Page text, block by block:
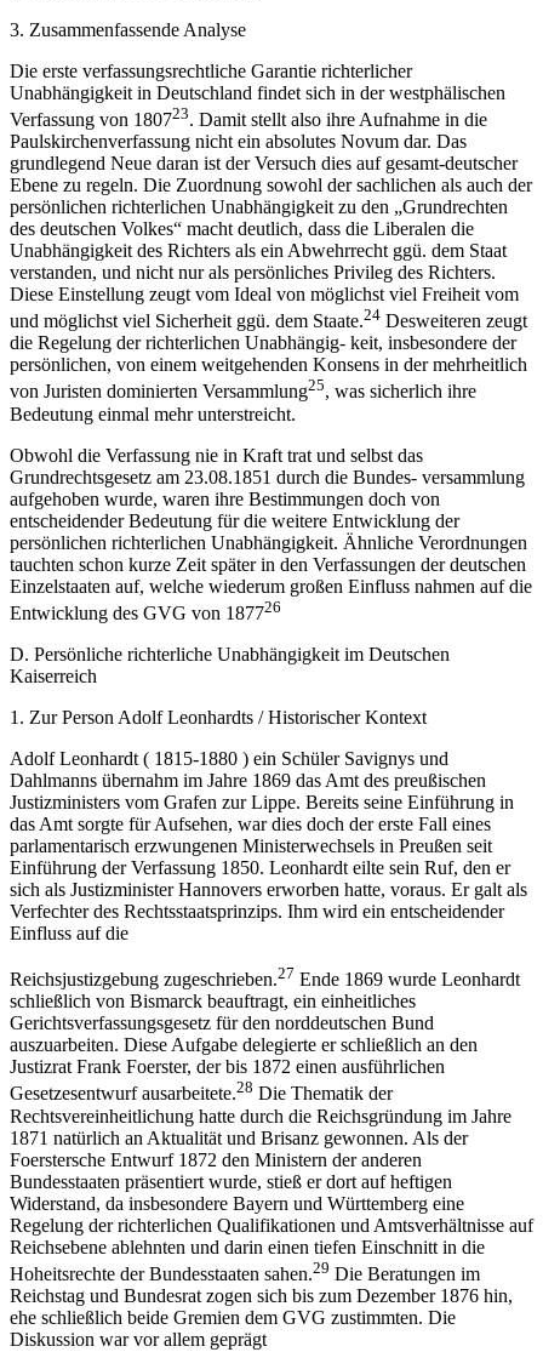
3. Zusammenfassende Analyse
Die erste verfassungsrechtliche Garantie richterlicher
Unabhängigkeit in Deutschland findet sich in der westphälischen
Verfassung von 180723. Damit stellt also ihre Aufnahme in die
Paulskirchenverfassung nicht ein absolutes Novum dar. Das
grundlegend Neue daran ist der Versuch dies auf gesamt-deutscher
Ebene zu regeln. Die Zuordnung sowohl der sachlichen als auch der
persönlichen richterlichen Unabhängigkeit zu den „Grundrechten
des deutschen Volkes“ macht deutlich, dass die Liberalen die
Unabhängigkeit des Richters als ein Abwehrrecht ggü. dem Staat
verstanden, und nicht nur als persönliches Privileg des Richters.
Diese Einstellung zeugt vom Ideal von möglichst viel Freiheit vom
und möglichst viel Sicherheit ggü. dem Staate.24 Desweiteren zeugt
die Regelung der richterlichen Unabhängig- keit, insbesondere der
persönlichen, von einem weitgehenden Konsens in der mehrheitlich
von Juristen dominierten Versammlung25, was sicherlich ihre
Bedeutung einmal mehr unterstreicht.
Obwohl die Verfassung nie in Kraft trat und selbst das
Grundrechtsgesetz am 23.08.1851 durch die Bundes- versammlung
aufgehoben wurde, waren ihre Bestimmungen doch von
entscheidender Bedeutung für die weitere Entwicklung der
persönlichen richterlichen Unabhängigkeit. Ähnliche Verordnungen
tauchten schon kurze Zeit später in den Verfassungen der deutschen
Einzelstaaten auf, welche wiederum großen Einfluss nahmen auf die
Entwicklung des GVG von 187726
D. Persönliche richterliche Unabhängigkeit im Deutschen
Kaiserreich
1. Zur Person Adolf Leonhardts / Historischer Kontext
Adolf Leonhardt ( 1815-1880 ) ein Schüler Savignys und
Dahlmanns übernahm im Jahre 1869 das Amt des preußischen
Justizministers vom Grafen zur Lippe. Bereits seine Einführung in
das Amt sorgte für Aufsehen, war dies doch der erste Fall eines
parlamentarisch erzwungenen Ministerwechsels in Preußen seit
Einführung der Verfassung 1850. Leonhardt eilte sein Ruf, den er
sich als Justizminister Hannovers erworben hatte, voraus. Er galt als
Verfechter des Rechtsstaatsprinzips. Ihm wird ein entscheidender
Einfluss auf die
Reichsjustizgebung zugeschrieben.27 Ende 1869 wurde Leonhardt
schließlich von Bismarck beauftragt, ein einheitliches
Gerichtsverfassungsgesetz für den norddeutschen Bund
auszuarbeiten. Diese Aufgabe delegierte er schließlich an den
Justizrat Frank Foerster, der bis 1872 einen ausführlichen
Gesetzesentwurf ausarbeitete.28 Die Thematik der
Rechtsvereinheitlichung hatte durch die Reichsgründung im Jahre
1871 natürlich an Aktualität und Brisanz gewonnen. Als der
Foerstersche Entwurf 1872 den Ministern der anderen
Bundesstaaten präsentiert wurde, stieß er dort auf heftigen
Widerstand, da insbesondere Bayern und Württemberg eine
Regelung der richterlichen Qualifikationen und Amtsverhältnisse auf
Reichsebene ablehnten und darin einen tiefen Einschnitt in die
Hoheitsrechte der Bundesstaaten sahen.29 Die Beratungen im
Reichstag und Bundesrat zogen sich bis zum Dezember 1876 hin,
ehe schließlich beide Gremien dem GVG zustimmten. Die
Diskussion war vor allem geprägt